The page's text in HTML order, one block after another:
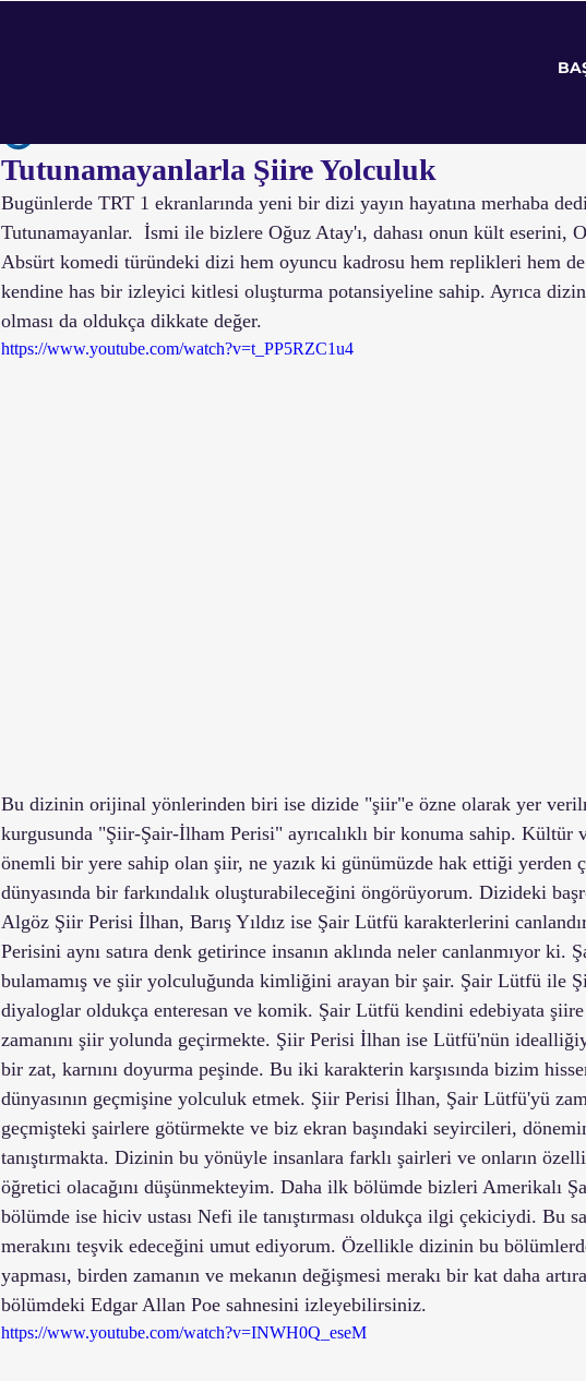
Tutunamayanlarla Şiire Yolculuk
Bugünlerde TRT 1 ekranlarında yeni bir dizi yayın hayatına merhaba
Tutunamayanlar.  İsmi ile bizlere Oğuz Atay'ı, dahası onun kült eserini,
Absürt komedi türündeki dizi hem oyuncu kadrosu hem replikleri hem
kendine has bir izleyici kitlesi oluşturma potansiyeline sahip. Ayrıca
olması da oldukça dikkate değer.
https://www.youtube.com/watch?v=t_PP5RZC1u4
Bu dizinin orijinal yönlerinden biri ise dizide "şiir"e özne olarak yer
kurgusunda "Şiir-Şair-İlham Perisi" ayrıcalıklı bir konuma sahip. Kültür
önemli bir yere sahip olan şiir, ne yazık ki günümüzde hak ettiği
dünyasında bir farkındalık oluşturabileceğini öngörüyorum. Dizideki
Algöz Şiir Perisi İlhan, Barış Yıldız ise Şair Lütfü karakterlerini
Perisini aynı satıra denk getirince insanın aklında neler canlanmıyor ki.
bulamamış ve şiir yolculuğunda kimliğini arayan bir şair. Şair Lütfü ile
diyaloglar oldukça enteresan ve komik. Şair Lütfü kendini edebiyata
zamanını şiir yolunda geçirmekte. Şiir Perisi İlhan ise Lütfü'nün
bir zat, karnını doyurma peşinde. Bu iki karakterin karşısında bizim
dünyasının geçmişine yolculuk etmek. Şiir Perisi İlhan, Şair Lütfü'yü
geçmişteki şairlere götürmekte ve biz ekran başındaki seyircileri,
tanıştırmakta. Dizinin bu yönüyle insanlara farklı şairleri ve onların
öğretici olacağını düşünmekteyim. Daha ilk bölümde bizleri Amerikalı
bölümde ise hiciv ustası Nefi ile tanıştırması oldukça ilgi çekiciydi. Bu
merakını teşvik edeceğini umut ediyorum. Özellikle dizinin bu
yapması, birden zamanın ve mekanın değişmesi merakı bir kat daha
bölümdeki Edgar Allan Poe sahnesini izleyebilirsiniz.
https://www.youtube.com/watch?v=INWH0Q_eseM